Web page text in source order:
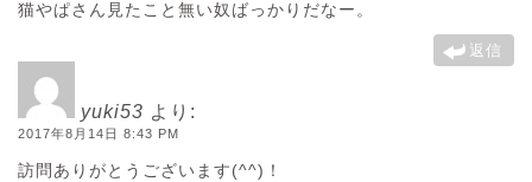
猫やぱさん見たこと無い奴ばっかりだなー。
返信
yuki53 より:
2017年8月14日 8:43 PM
訪問ありがとうございます(^^)！